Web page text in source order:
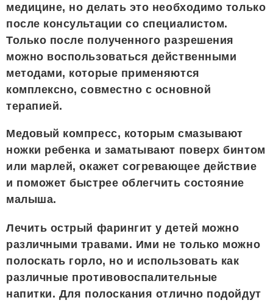
медицине, но делать это необходимо только
после консультации со специалистом.
Только после полученного разрешения
можно воспользоваться действенными
методами, которые применяются
комплексно, совместно с основной
терапией.
Медовый компресс, которым смазывают
ножки ребенка и заматывают поверх бинтом
или марлей, окажет согревающее действие
и поможет быстрее облегчить состояние
малыша.
Лечить острый фарингит у детей можно
различными травами. Ими не только можно
полоскать горло, но и использовать как
различные противовоспалительные
напитки. Для полоскания отлично подойдут